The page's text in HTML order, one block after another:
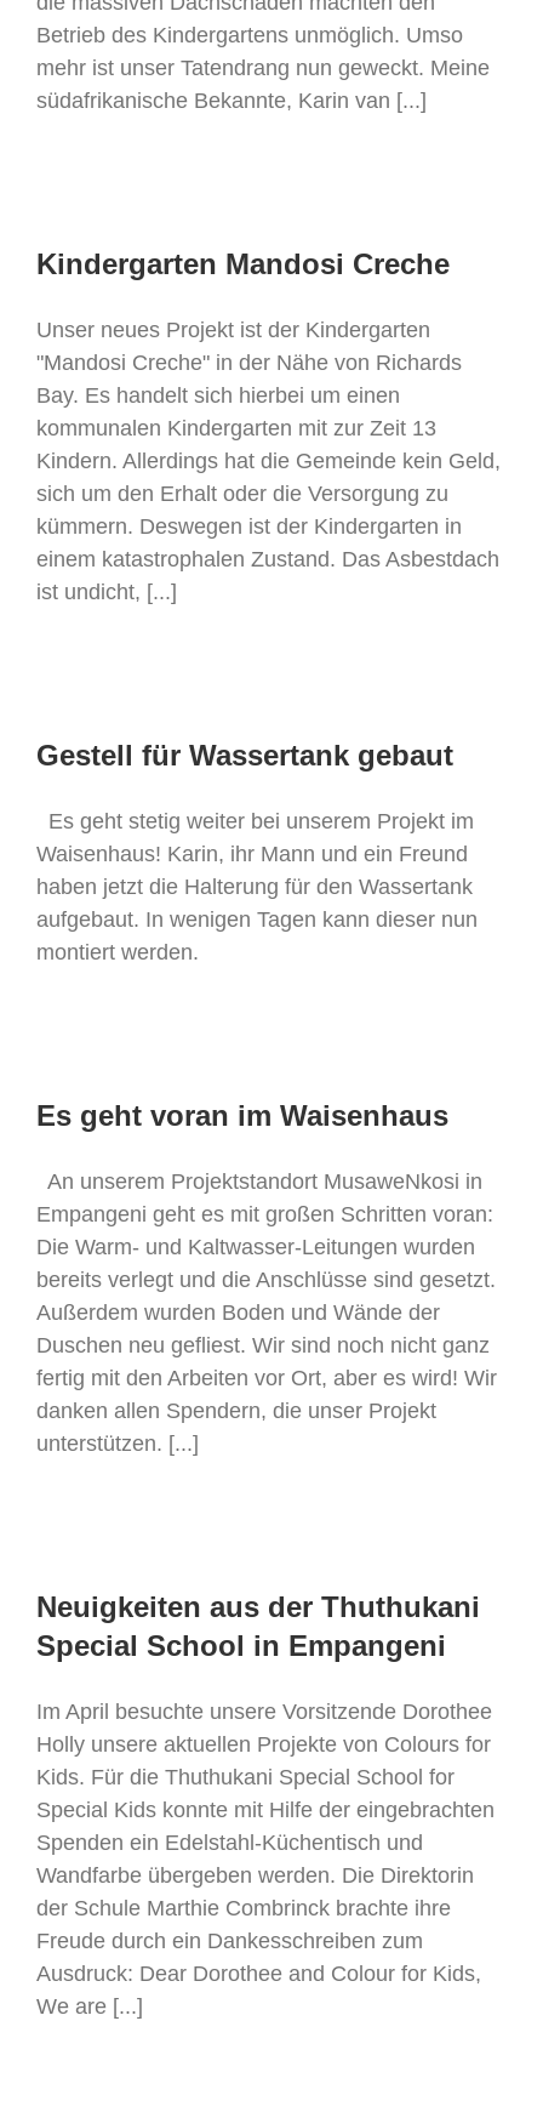
Betrieb des Kindergartens unmöglich. Umso
mehr ist unser Tatendrang nun geweckt. Meine
südafrikanische Bekannte, Karin van [...]
Kindergarten Mandosi Creche
Unser neues Projekt ist der Kindergarten
"Mandosi Creche" in der Nähe von Richards
Bay. Es handelt sich hierbei um einen
kommunalen Kindergarten mit zur Zeit 13
Kindern. Allerdings hat die Gemeinde kein Geld,
sich um den Erhalt oder die Versorgung zu
kümmern. Deswegen ist der Kindergarten in
einem katastrophalen Zustand. Das Asbestdach
ist undicht, [...]
Gestell für Wassertank gebaut
Es geht stetig weiter bei unserem Projekt im
Waisenhaus! Karin, ihr Mann und ein Freund
haben jetzt die Halterung für den Wassertank
aufgebaut. In wenigen Tagen kann dieser nun
montiert werden.
Es geht voran im Waisenhaus
An unserem Projektstandort MusaweNkosi in
Empangeni geht es mit großen Schritten voran:
Die Warm- und Kaltwasser-Leitungen wurden
bereits verlegt und die Anschlüsse sind gesetzt.
Außerdem wurden Boden und Wände der
Duschen neu gefliest. Wir sind noch nicht ganz
fertig mit den Arbeiten vor Ort, aber es wird! Wir
danken allen Spendern, die unser Projekt
unterstützen. [...]
Neuigkeiten aus der Thuthukani
Special School in Empangeni
Im April besuchte unsere Vorsitzende Dorothee
Holly unsere aktuellen Projekte von Colours for
Kids. Für die Thuthukani Special School for
Special Kids konnte mit Hilfe der eingebrachten
Spenden ein Edelstahl-Küchentisch und
Wandfarbe übergeben werden. Die Direktorin
der Schule Marthie Combrinck brachte ihre
Freude durch ein Dankesschreiben zum
Ausdruck: Dear Dorothee and Colour for Kids,
We are [...]